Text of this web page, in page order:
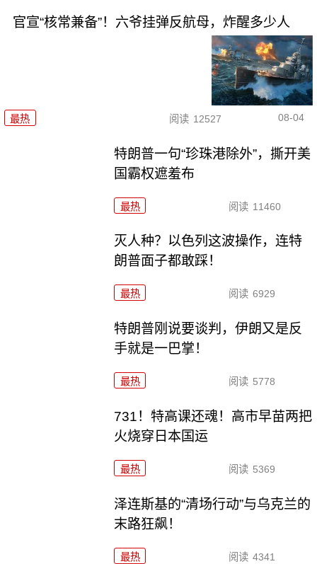
官宣“核常兼备”！六爷挂弹反航母，炸醒多少人
最热 阅读 12527 08-04
特朗普一句“珍珠港除外”，撕开美
国霸权遮羞布
最热 阅读 11460
灭人种？以色列这波操作，连特
朗普面子都敢踩！
最热 阅读 6929
特朗普刚说要谈判，伊朗又是反
手就是一巴掌！
最热 阅读 5778
731！特高课还魂！高市早苗两把
火烧穿日本国运
最热 阅读 5369
泽连斯基的“清场行动”与乌克兰的
末路狂飙！
最热 阅读 4341